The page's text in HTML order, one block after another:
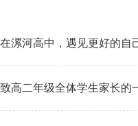
在漯河高中，遇见更好的
致高二年级全体学生家长的